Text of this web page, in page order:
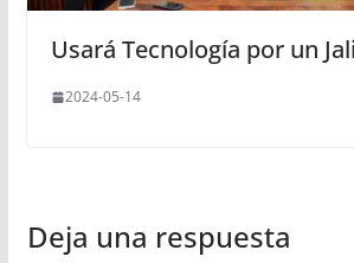
Usará Tecnología por un
2024-05-14
Deja una respuesta